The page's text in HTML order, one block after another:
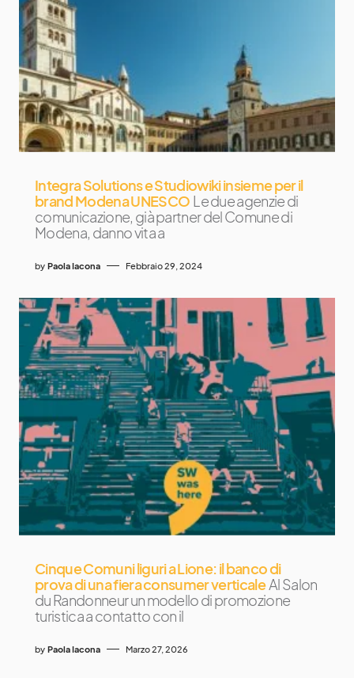
Integra Solutions e Studiowiki insieme per il
brand Modena UNESCO Le due agenzie di
comunicazione, già partner del Comune di
Modena, danno vita a
by Paola Iacona Febbraio 29, 2024
Cinque Comuni liguri a Lione: il banco di
prova di una fiera consumer verticale Al Salon
du Randonneur un modello di promozione
turistica a contatto con il
by Paola Iacona Marzo 27, 2026